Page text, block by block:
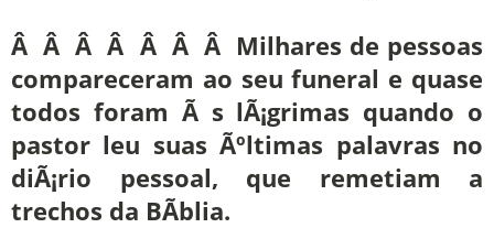
Â Â Â Â Â Â Â Milhares de pessoas
compareceram ao seu funeral e quase
todos foram Ã s lÃ¡grimas quando o
pastor leu suas Ãºltimas palavras no
diÃ¡rio pessoal, que remetiam a
trechos da BÃ­blia.